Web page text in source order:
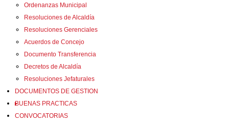
Ordenanzas Municipal
Resoluciones de Alcaldía
Resoluciones Gerenciales
Acuerdos de Concejo
Documento Transferencia
Decretos de Alcaldía
Resoluciones Jefaturales
DOCUMENTOS DE GESTION
BUENAS PRACTICAS
CONVOCATORIAS